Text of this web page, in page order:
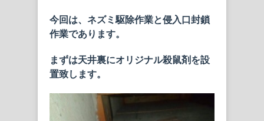
今回は、ネズミ駆除作業と侵入口封鎖
作業であります。
まずは天井裏にオリジナル殺鼠剤を設
置致します。